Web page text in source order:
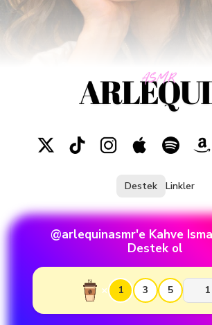
Destek Linkler
@arlequinasmr'e Kahve
Destek ol
× 1 3 5